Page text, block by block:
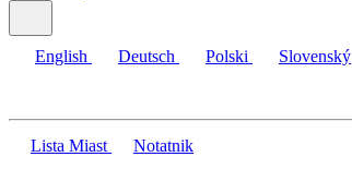
English Deutsch Polski Slovenský
Lista Miast Notatnik